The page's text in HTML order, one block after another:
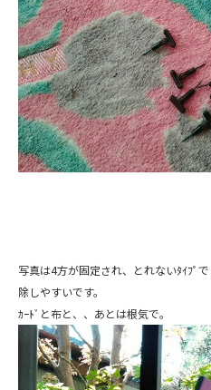
写真は4方が固定され、とれないﾀｲﾌﾟ
除しやすいです。
ｶｰﾄﾞと布と、、あとは根気で。